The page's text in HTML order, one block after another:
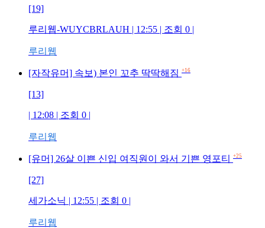
[19]
루리웹-WUYCBRLAUH | 12:55 | 조회 0 |
루리웹
[자작유머] 속보) 본인 꼬추 딱딱해짐 +16
[13]
| 12:08 | 조회 0 |
루리웹
[유머] 26살 이쁜 신입 여직원이 와서 기쁜 영포티 +25
[27]
세가소닉 | 12:55 | 조회 0 |
루리웹